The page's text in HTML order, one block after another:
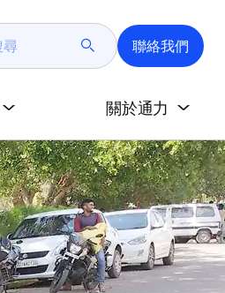
聯絡我們
關於通力